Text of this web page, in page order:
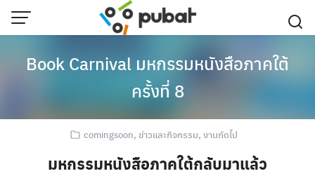
Skip
Book Carnival มหกรรมหนังสือภาคใต้
ครั้งที่ 8
comingsoon, ข่าวและกิจกรรม, งานถัดไป
มหกรรมหนังสือภาคใต้กลับมาแล้ว